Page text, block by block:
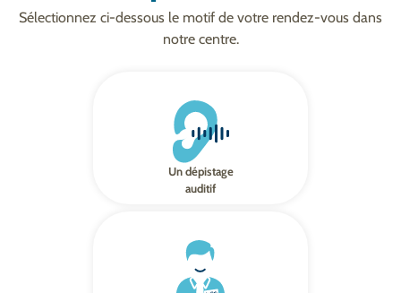
Sélectionnez ci-dessous le motif de votre rendez-vous dans
notre centre.
Un dépistage
auditif